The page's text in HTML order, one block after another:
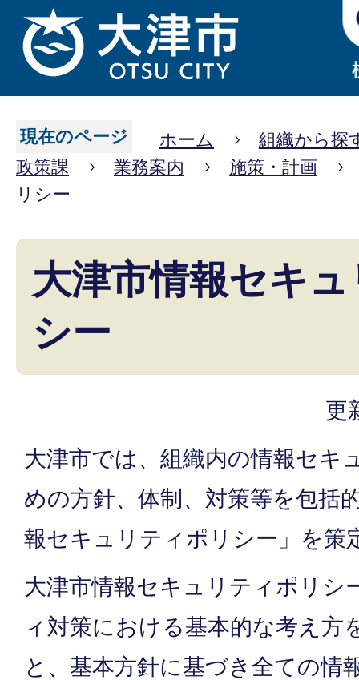
現在のページ ホーム
組織から探
政策課
業務案内
施策・計画
リシー
大津市情報セキ
シー
更
大津市では、組織内の情報セキ
めの方針、体制、対策等を包括
報セキュリティポリシー」を策
大津市情報セキュリティポリシ
ィ対策における基本的な考え方
と、基本方針に基づき全ての情